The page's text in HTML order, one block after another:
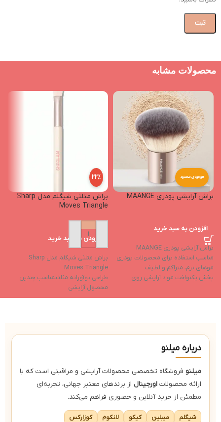
محصولات مشابه
موجودی محدود
براش آرایشی پودری MAANGE
افزودن به سبد خرید
براش آرایشی پودری MAANGE
مناسب استفاده برای محصولات پودری
موهای نرم، متراکم و لطیف
پخش یکنواخت مواد آرایشی روی
طراحی دسته کوتاه و قابل حمل
22%
براش مثلثی شیگلم مدل Sharp
Moves Triangle
افزودن به سبد خرید
براش مثلثی شیگلم مدل Sharp
Moves Triangle
طراحی نوآورانه مثلثیمناسب چندین
محصول آرایشی
موهای متراکم و نرم
درباره میلنو
میلنو فروشگاه تخصصی محصولات آرایشی و مراقبتی است که با
ارائه محصولات اورجینال از برندهای معتبر جهانی، تجربه‌ای
مطمئن از خرید آنلاین و حضوری فراهم می‌کند.
شیگلم میبلین کیکو لانکوم
کوزارکس